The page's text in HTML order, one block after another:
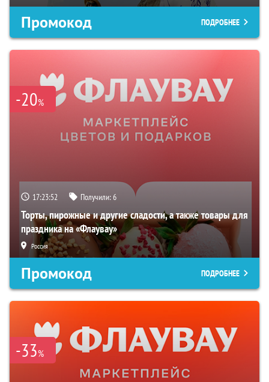
Промокод ПОДРОБНЕЕ
-20%
17:23:52 Получили:6
Торты, пирожные и другие сладости, а также товары для
праздника на «Флаувау»
Россия
Промокод ПОДРОБНЕЕ
-33%